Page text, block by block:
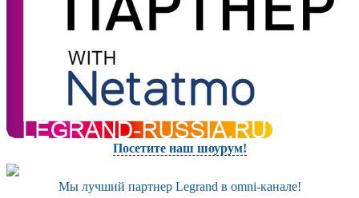
Посетите наш шоурум!
Мы лучший партнер Legrand в omni-канале!